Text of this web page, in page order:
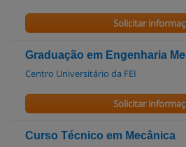
Solicitar
Graduação em Engenharia
Centro Universitário da FEI
Solicitar
Curso Técnico em Mecânica